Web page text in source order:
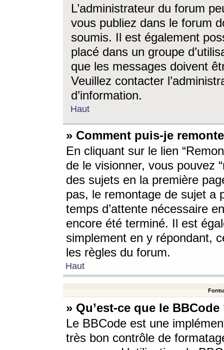
L’administrateur du forum
vous publiez dans le forum
soumis. Il est également
placé dans un groupe
que les messages doivent
Veuillez contacter
d’information.
Haut
» Comment puis-je
En cliquant sur le lien
de le visionner, vous pouvez
des sujets en la première
pas, le remontage de sujet a
temps d’attente nécessaire
encore été terminé. Il est
simplement en y répondant,
les règles du forum.
Haut
» Qu’est-ce que le BBCode
Le BBCode est une
très bon contrôle de